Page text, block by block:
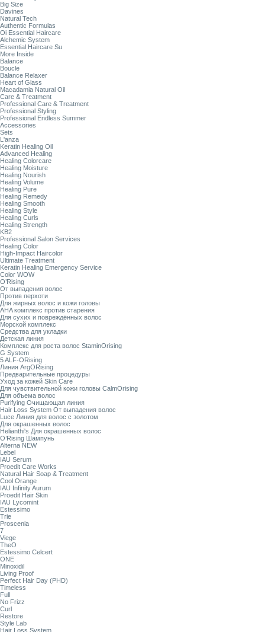
Big Size
Davines
Natural Tech
Authentic Formulas
Oi Essential Haircare
Alchemic System
Essential Haircare Su
More Inside
Balance
Boucle
Balance Relaxer
Heart of Glass
Macadamia Natural Oil
Care & Treatment
Professional Care & Treatment
Professional Styling
Professional Endless Summer
Accessories
Sets
L'anza
Keratin Healing Oil
Advanced Healing
Healing Colorcare
Healing Moisture
Healing Nourish
Healing Volume
Healing Pure
Healing Remedy
Healing Smooth
Healing Style
Healing Curls
Healing Strength
KB2
Professional Salon Services
Healing Color
High-Impact Haircolor
Ultimate Treatment
Keratin Healing Emergency Service
Color WOW
O’Rising
От выпадения волос
Против перхоти
Для жирных волос и кожи головы
AHA комплекс против старения
Для сухих и повреждённых волос
Морской комплекс
Средства для укладки
Детская линия
Комплекс для роста волос StaminOrising
G System
5 ALF-ORising
Линия ArgORising
Предварительные процедуры
Уход за кожей Skin Care
Для чувствительной кожи головы CalmOrising
Для объема волос
Purifying Очищающая линия
Hair Loss System От выпадения волос
Luce Линия для волос с золотом
Для окрашенных волос
Helianthi's Для окрашенных волос
O’Rising Шампунь
Alterna NEW
Lebel
IAU Serum
Proedit Care Works
Natural Hair Soap & Treatment
Cool Orange
IAU Infinity Aurum
Proedit Hair Skin
IAU Lycomint
Estessimo
Trie
Proscenia
7
Viege
TheO
Estessimo Celcert
ONE
Minoxidil
Living Proof
Perfect Hair Day (PHD)
Timeless
Full
No Frizz
Curl
Restore
Style Lab
Hair Loss System